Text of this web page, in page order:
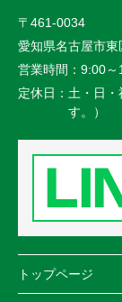
〒461-0034
愛知県名古屋市
営業時間： 9:00～
定休日： 土・日・
す。）
トップページ